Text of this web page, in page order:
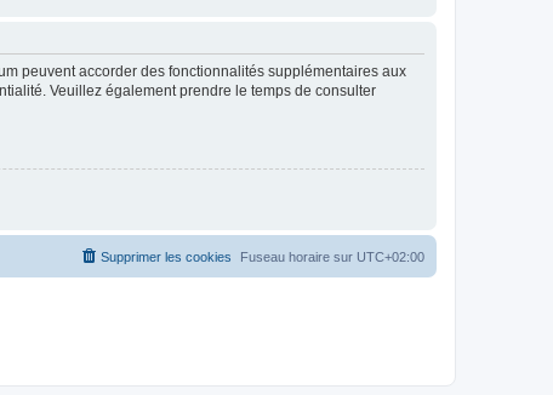
peuvent accorder des fonctionnalités supplémentaires aux
Veuillez également prendre le temps de consulter
Fuseau horaire sur UTC+02:00
Supprimer les cookies